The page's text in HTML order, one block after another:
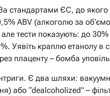
стандартами ЄС, до якого
ABV (алкоголю за
тести показують: до 30%
Уявіть краплю етанолу в
плаценту – бомба
Є два шляхи:
або “dealcoholized” –